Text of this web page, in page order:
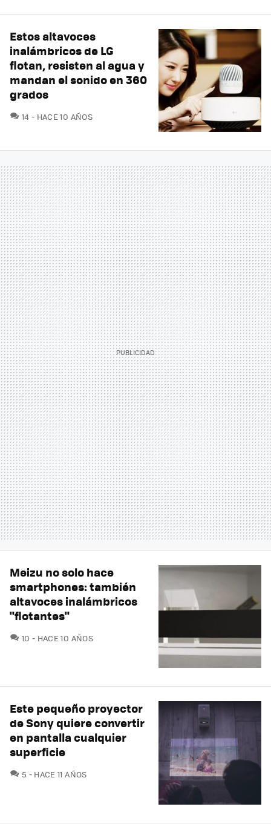
Estos altavoces
inalámbricos de LG
flotan, resisten al agua y
mandan el sonido en 360
grados
14 COMENTARIOS
HACE 10 AÑOS
Meizu no solo hace
smartphones: también
altavoces inalámbricos
"flotantes"
10 COMENTARIOS
HACE 10 AÑOS
Este pequeño proyector
de Sony quiere convertir
en pantalla cualquier
superficie
5 COMENTARIOS
HACE 11 AÑOS